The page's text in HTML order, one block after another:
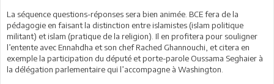
La séquence questions-réponses sera bien animée. BCE fera de la
pédagogie en faisant la distinction entre islamistes (islam politique
militant) et islam (pratique de la religion). Il en profitera pour souligner
l’entente avec Ennahdha et son chef Rached Ghannouchi, et citera en
exemple la participation du député et porte-parole Oussama Seghaier à
la délégation parlementaire qui l’accompagne à Washington.